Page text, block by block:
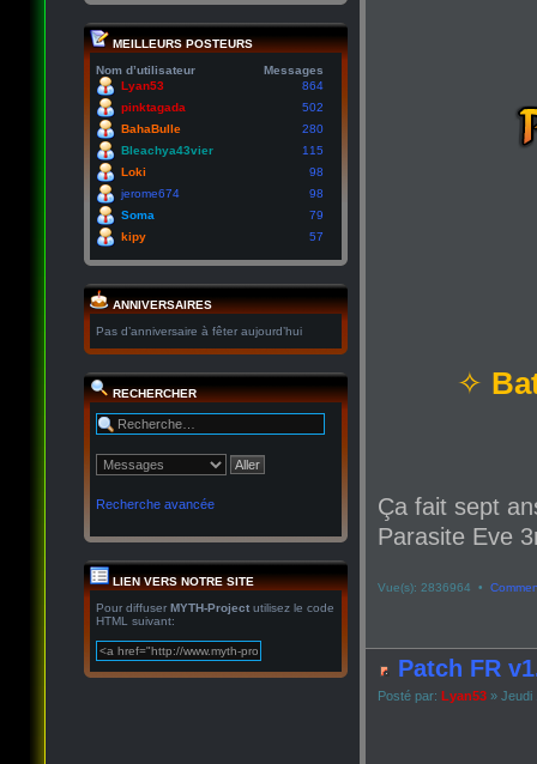
MEILLEURS POSTEURS
Nom d’utilisateur
Messages
Lyan53
864
pinktagada
502
BahaBulle
280
Bleachya43vier
115
Loki
98
jerome674
98
Soma
79
kipy
57
ANNIVERSAIRES
Pas d’anniversaire à fêter aujourd’hui
RECHERCHER
Recherche avancée
LIEN VERS NOTRE SITE
Pour diffuser MYTH-Project utilisez le code
HTML suivant:
✧
Ça fait sept
Parasite Eve
Vue(s): 2836964 •
Patch FR
Posté par: Lyan53 » Jeudi